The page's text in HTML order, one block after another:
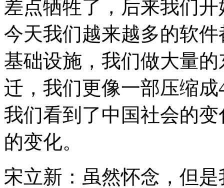
差点牺牲了，后来我们
今天我们越来越多的软
基础设施，我们做大量
迁，我们更像一部压缩
我们看到了中国社会的
的变化。
宋立新：虽然怀念，但